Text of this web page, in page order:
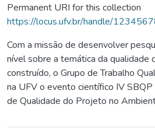
Permanent URI for this collection
https://locus.ufv.br/handle/
Com a missão de desenvolver
nível sobre a temática da qualidade
construído, o Grupo de Trabalho
na UFV o evento científico IV
de Qualidade do Projeto no